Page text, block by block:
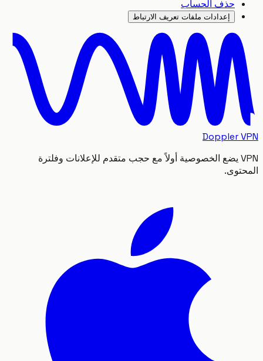
حذف الحساب
إعدادات ملفات تعريف الارتباط
Doppler
VPN يضع الخصوصية أولاً مع حجب متقدم للإعلانات وفلترة